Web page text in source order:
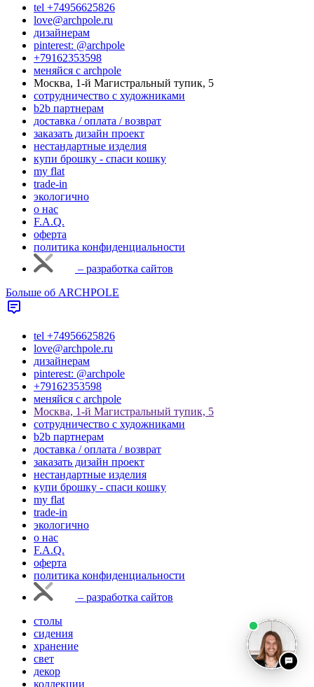
tel +74956625826
love@archpole.ru
дизайнерам
pinterest: @archpole
+79162353598
меняйся с аrchpole
Москва, 1-й Магистральный тупик, 5
cотрудничество с художниками
b2b партнерам
доставка / оплата / возврат
заказать дизайн проект
нестандартные изделия
купи брошку - спаси кошку
my flat
trade-in
экологично
о нас
F.A.Q.
оферта
политика конфиденциальности
– разработка сайтов
Больше об ARCHPOLE
tel +74956625826
love@archpole.ru
дизайнерам
pinterest: @archpole
+79162353598
меняйся с аrchpole
Москва, 1-й Магистральный тупик, 5
cотрудничество с художниками
b2b партнерам
доставка / оплата / возврат
заказать дизайн проект
нестандартные изделия
купи брошку - спаси кошку
my flat
trade-in
экологично
о нас
F.A.Q.
оферта
политика конфиденциальности
– разработка сайтов
столы
сидения
хранение
свет
декор
коллекции